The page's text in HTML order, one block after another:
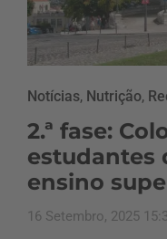
Notícias, Nutrição,
2.ª fase:
estudantes
ensino
16 Setembro, 2025